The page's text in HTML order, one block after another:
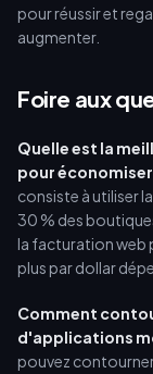
pour réussir et
augmenter.
Foire aux
Quelle est la
pour économiser
consiste à utiliser
30 % des
la facturation web
plus par dollar
Comment
d'applications
pouvez contourner